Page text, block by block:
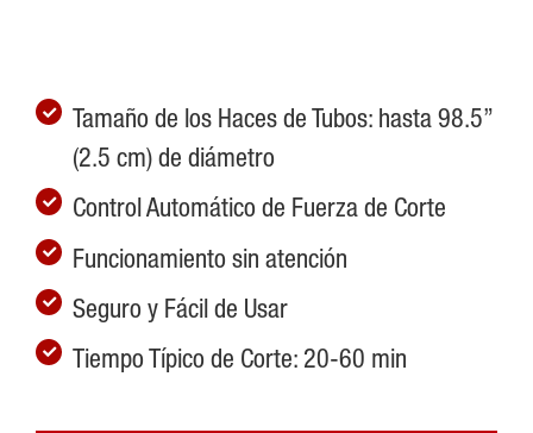
Tamaño de los Haces de Tubos: hasta 98.5”
(2.5 cm) de diámetro
Control Automático de Fuerza de Corte
Funcionamiento sin atención
Seguro y Fácil de Usar
Tiempo Típico de Corte: 20-60 min